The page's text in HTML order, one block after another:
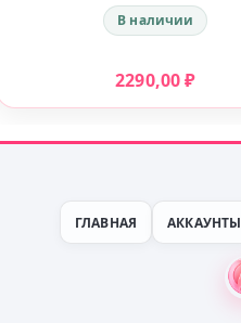
В наличии
2290,00₽
ГЛАВНАЯ АККАУНТЫ